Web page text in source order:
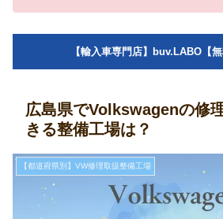
【輸入車専門店】buv.LABO【無
広島県でVolkswagenの修
きる整備工場は？
【都道府県別】VW修理取扱整備工場